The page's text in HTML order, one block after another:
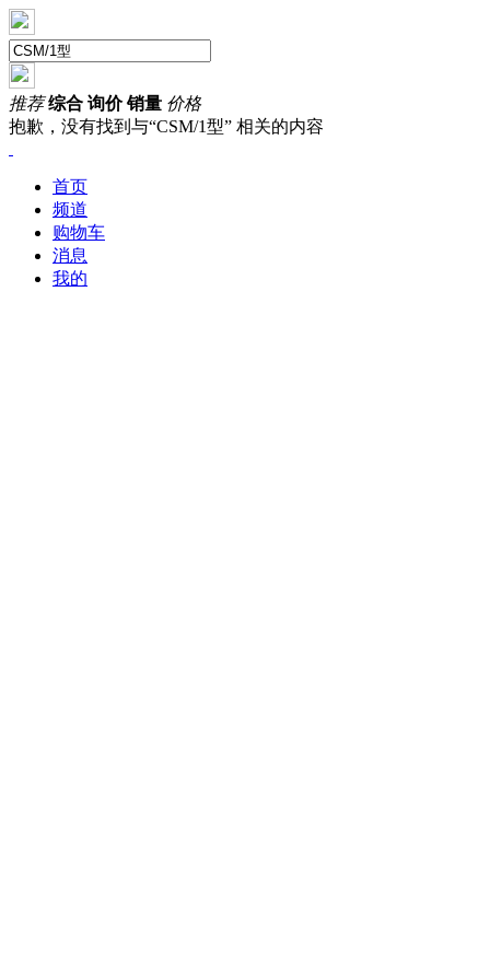
推荐 综合 询价 销量 价格
抱歉，没有找到与“CSM/1型” 相关的内容
首页
频道
购物车
消息
我的